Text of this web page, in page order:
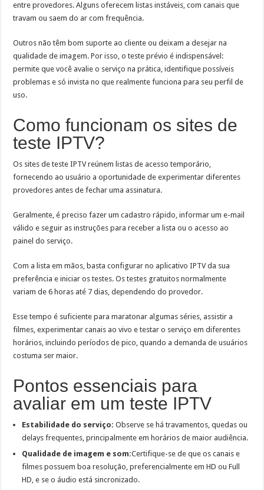
entre provedores. Alguns oferecem listas instáveis, com canais que
travam ou saem do ar com frequência.
Outros não têm bom suporte ao cliente ou deixam a desejar na
qualidade de imagem. Por isso, o teste prévio é indispensável:
permite que você avalie o serviço na prática, identifique possíveis
problemas e só invista no que realmente funciona para seu perfil de
uso.
Como funcionam os sites de
teste IPTV?
Os sites de teste IPTV reúnem listas de acesso temporário,
fornecendo ao usuário a oportunidade de experimentar diferentes
provedores antes de fechar uma assinatura.
Geralmente, é preciso fazer um cadastro rápido, informar um e-mail
válido e seguir as instruções para receber a lista ou o acesso ao
painel do serviço.
Com a lista em mãos, basta configurar no aplicativo IPTV da sua
preferência e iniciar os testes. Os testes gratuitos normalmente
variam de 6 horas até 7 dias, dependendo do provedor.
Esse tempo é suficiente para maratonar algumas séries, assistir a
filmes, experimentar canais ao vivo e testar o serviço em diferentes
horários, incluindo períodos de pico, quando a demanda de usuários
costuma ser maior.
Pontos essenciais para
avaliar em um teste IPTV
Estabilidade do serviço: Observe se há travamentos, quedas ou
delays frequentes, principalmente em horários de maior audiência.
Qualidade de imagem e som:Certifique-se de que os canais e
filmes possuem boa resolução, preferencialmente em HD ou Full
HD, e se o áudio está sincronizado.